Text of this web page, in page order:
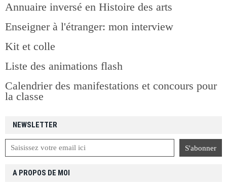
NEWSLETTER
Annuaire inversé en Histoire des arts
Enseigner à l'étranger: mon interview
Kit et colle
Liste des animations flash
Calendrier des manifestations et concours pour
la classe
A PROPOS DE MOI